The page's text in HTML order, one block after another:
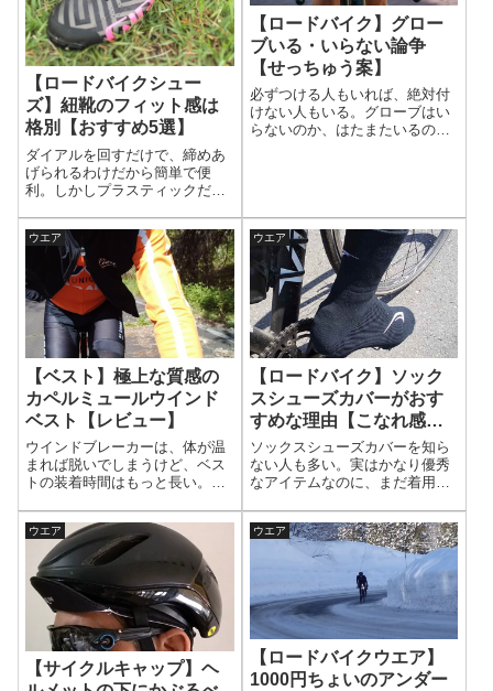
【ロードバイクシュー
ズ】紐靴のフィット感は
格別【おすすめ5選】
ダイアルを回すだけで、締めあ
げられるわけだから簡単で便
利。しかしプラスティックだか
りがち。これに気が付きなが
ら、「ひもシューズはめんどく
せーからな」と敬遠してるかも
しれない。ひもシューズの良さ
は、壊れる部品がない、全体的
に締めあげられる。
【ロードバイク】グロー
ブいる・いらない論争
【せっちゅう案】
必ずつける人もいれば、絶対付
けない人もいる。グローブはい
らないのか、はたまたいるの
用論。安全性と快適性の両立。
ウエア
【ベスト】極上な質感の
カペルミュールウインド
ベスト【レビュー】
ウインドブレーカーは、体が温
まれば脱いでしまうけど、ベス
トの装着時間はもっと長い。ス
にマッチする。バタバタしてる
と違和感を感じる。ストレッチ
素材でアウトラインが崩れない
カペルミュールベストはありが
たい。
ウエア
【ロードバイク】ソック
スシューズカバーがおす
すめな理由【こなれ感ア
ップ】
ソックスシューズカバーを知ら
ない人も多い。実はかなり優秀
なアイテムなのに、まだ着用者
く人が多い。トップレーサーで
は定番で、スピードを追求する
なら必須級の存在になりつつあ
ウエア
【サイクルキャップ】ヘ
ウエア
【ロードバイクウエア】
1000円ちょいのアンダー